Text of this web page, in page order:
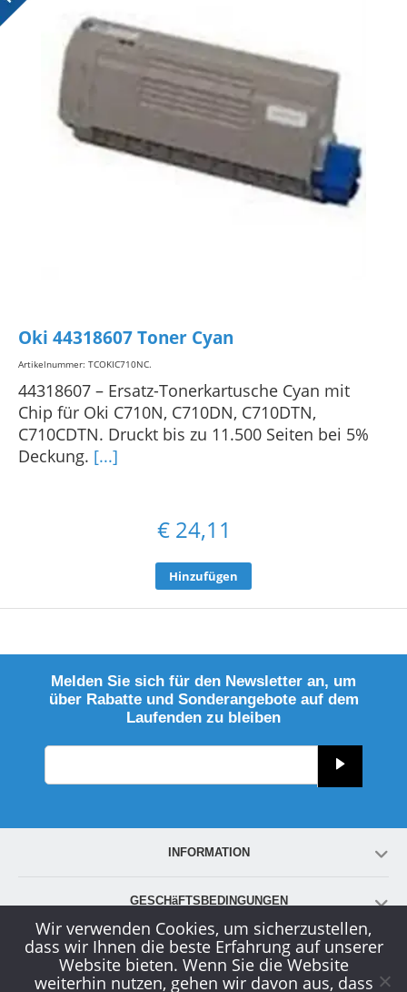
Oki 44318607 Toner Cyan
Artikelnummer: TCOKIC710NC.
44318607 – Ersatz-Tonerkartusche Cyan mit
Chip für Oki C710N, C710DN, C710DTN,
C710CDTN. Druckt bis zu 11.500 Seiten bei 5%
Deckung. [...]
€ 24,11
Hinzufügen
Melden Sie sich für den Newsletter an, um
über Rabatte und Sonderangebote auf dem
Laufenden zu bleiben
INFORMATION
GESCHäFTSBEDINGUNGEN
KONTO
Wir verwenden Cookies, um sicherzustellen,
dass wir Ihnen die beste Erfahrung auf unserer
Website bieten. Wenn Sie die Website
weiterhin nutzen, gehen wir davon aus, dass